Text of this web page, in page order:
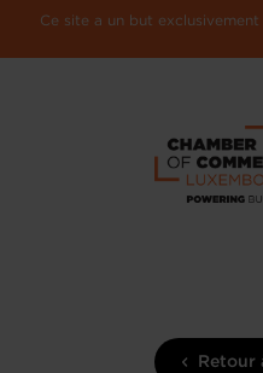
Ce site a un but
Retour